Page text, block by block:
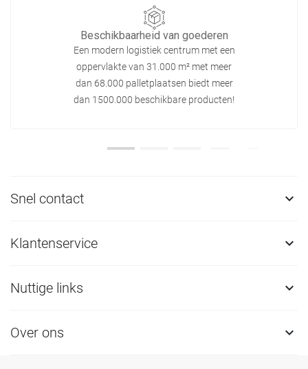
Beschikbaarheid van goederen
Een modern logistiek centrum met een
oppervlakte van 31.000 m² met meer
dan 68.000 palletplaatsen biedt meer
dan 1500.000 beschikbare producten!
Snel contact 
Klantenservice 
Nuttige links 
Over ons 